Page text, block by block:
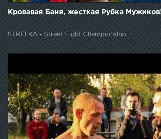
Кровавая Баня, жесткая Рубка
STRELKA - Street Fight Championship